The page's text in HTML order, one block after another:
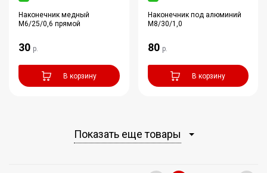
Наконечник медный
M6/25/0,6 прямой
30 р.
В корзину
Наконечник под алюминий
M8/30/1,0
80 р.
В корзину
Показать еще товары